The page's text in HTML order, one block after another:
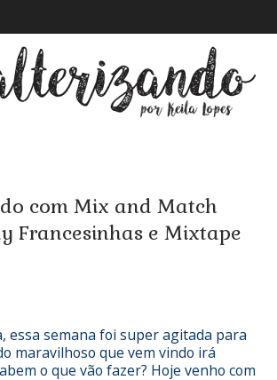
com Mix and Match
Francesinhas e Mixtape
essa semana foi super agitada para
maravilhoso que vem vindo irá
o que vão fazer? Hoje venho com